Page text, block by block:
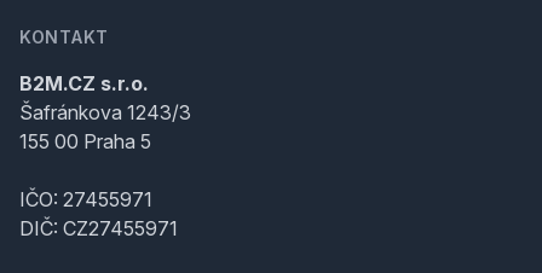
KONTAKT
B2M.CZ s.r.o.
Šafránkova 1243/3
155 00 Praha 5
IČO: 27455971
DIČ: CZ27455971